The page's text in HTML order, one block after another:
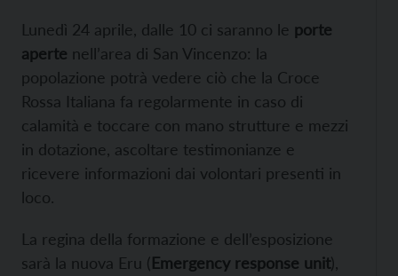
Lunedì 24 aprile, dalle 10 ci saranno le porte
aperte nell’area di San Vincenzo: la
popolazione potrà vedere ciò che la Croce
Rossa Italiana fa regolarmente in caso di
calamità e toccare con mano strutture e mezzi
in dotazione, ascoltare testimonianze e
ricevere informazioni dai volontari presenti in
loco.
La regina della formazione e dell’esposizione
sarà la nuova Eru (Emergency response unit),